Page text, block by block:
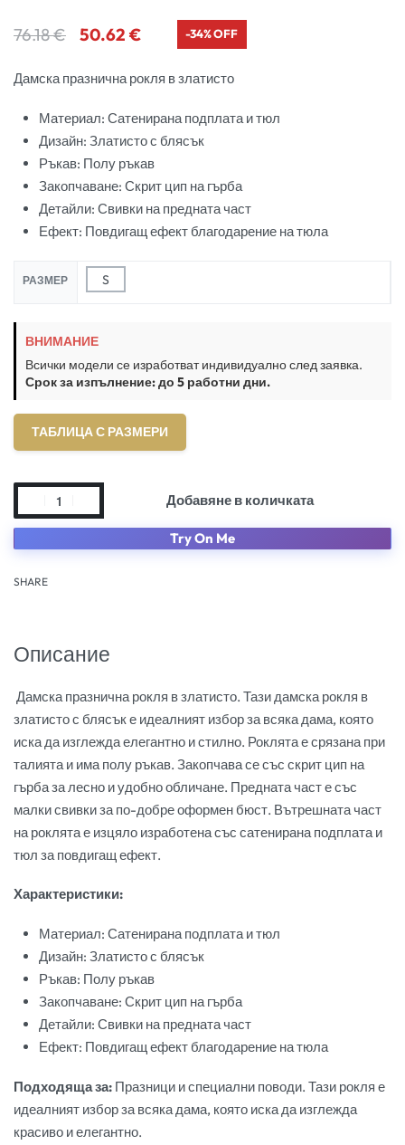
76.18€ 50.62 € -34% OFF
Дамска празнична рокля в златисто
Материал: Сатенирана подплата и тюл
Дизайн: Златисто с блясък
Ръкав: Полу ръкав
Закопчаване: Скрит цип на гърба
Детайли: Свивки на предната част
Ефект: Повдигащ ефект благодарение на тюла
РАЗМЕР S
ВНИМАНИЕ
Всички модели се изработват индивидуално след заявка.
Срок за изпълнение: до 5 работни дни.
ТАБЛИЦА С РАЗМЕРИ
Добавяне в количката
Try On Me
SHARE
Описание
Дамска празнична рокля в златисто. Тази дамска рокля в
златисто с блясък е идеалният избор за всяка дама, която
иска да изглежда елегантно и стилно. Роклята е срязана при
талията и има полу ръкав. Закопчава се със скрит цип на
гърба за лесно и удобно обличане. Предната част е със
малки свивки за по-добре оформен бюст. Вътрешната част
на роклята е изцяло изработена със сатенирана подплата и
тюл за повдигащ ефект.
Характеристики:
Материал: Сатенирана подплата и тюл
Дизайн: Златисто с блясък
Ръкав: Полу ръкав
Закопчаване: Скрит цип на гърба
Детайли: Свивки на предната част
Ефект: Повдигащ ефект благодарение на тюла
Подходяща за: Празници и специални поводи. Тази рокля е
идеалният избор за всяка дама, която иска да изглежда
красиво и елегантно.